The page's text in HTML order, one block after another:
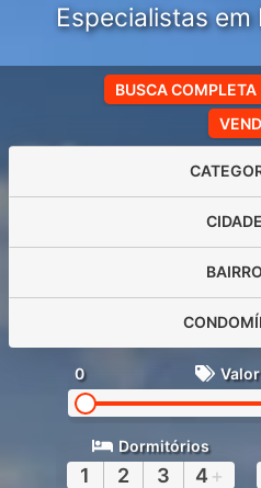
Especialistas
BUSCA COMPLETA
0
Dormitórios
1 2 3 4 +